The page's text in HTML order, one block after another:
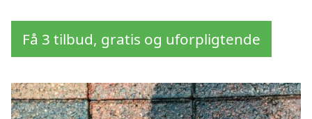
Få 3 tilbud, gratis og uforpligtende